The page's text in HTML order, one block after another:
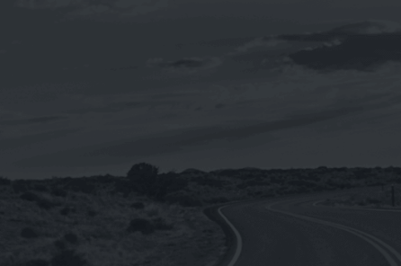
NT$4,440 NT$3,552
《SHELL》Helix ULTRA Racing 10W-